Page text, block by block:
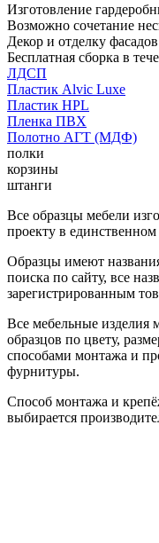
Изготовление
Возможно сочетание
Декор и отделку
Бесплатная сборка в
ЛДСП
Пластик Alvic Luxe
Пластик HPL
Пленка ПВХ
Полотно АГТ (МДФ)
полки
корзины
штанги
Все образцы мебели
проекту в единственном
Образцы имеют
поиска по сайту, все
зарегистрированным
Все мебельные изделия
образцов по цвету,
способами монтажа и
фурнитуры.
Способ монтажа и
выбирается